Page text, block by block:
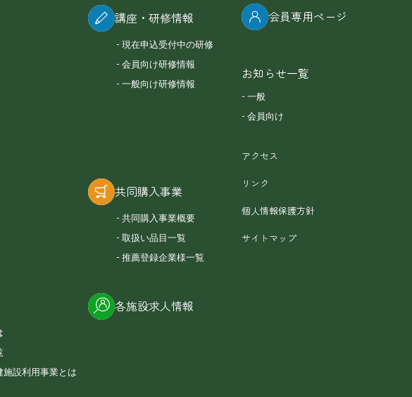
施設利用事業とは
講座・研修情報
現在申込受付中の研修
会員向け研修情報
一般向け研修情報
共同購入事業
共同購入事業概要
取扱い品目一覧
推薦登録企業様一覧
各施設求人情報
会員専用ページ
お知らせ一覧
一般
会員向け
アクセス
リンク
個人情報保護方針
サイトマップ